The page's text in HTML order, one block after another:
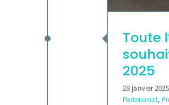
Toute
2025
28 janvier 2025
Partenariat,